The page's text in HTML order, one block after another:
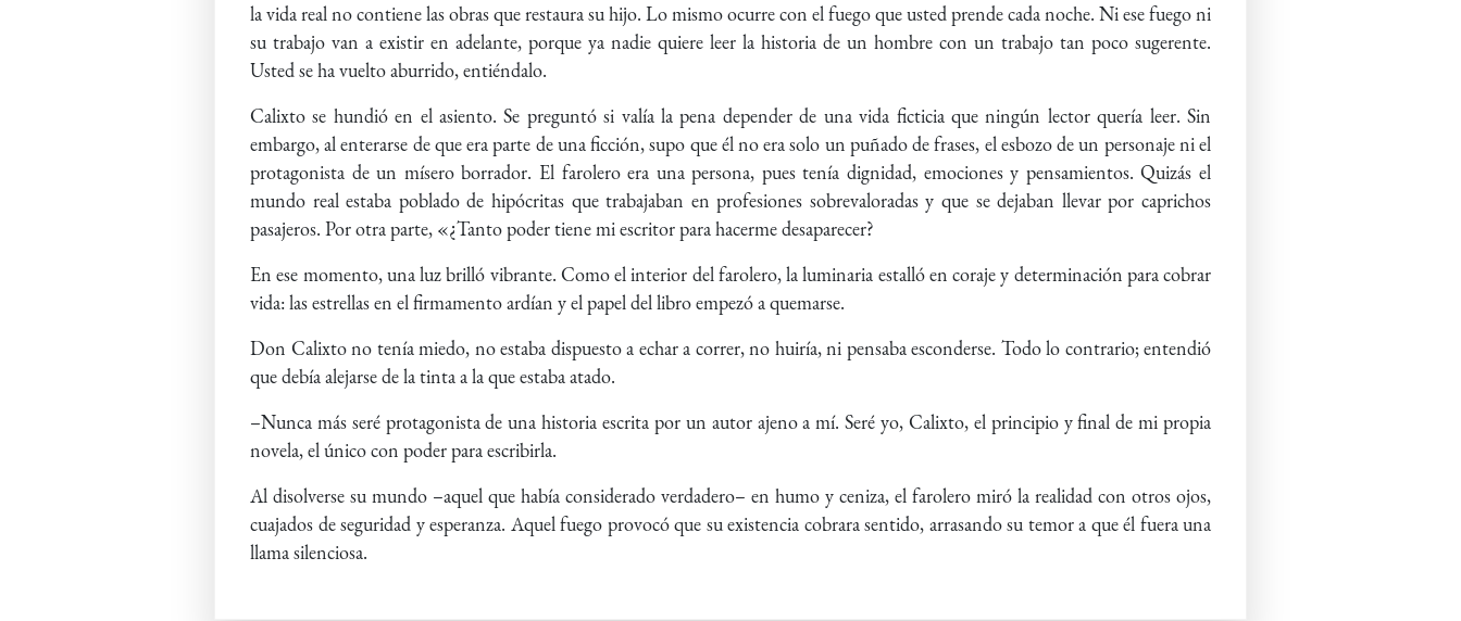
la vida real no contiene las obras que restaura su hijo. Lo mismo ocurre con el fuego que usted prende cada noche. Ni ese fuego ni
su trabajo van a existir en adelante, porque ya nadie quiere leer la historia de un hombre con un trabajo tan poco sugerente.
Usted se ha vuelto aburrido, entiéndalo.
Calixto se hundió en el asiento. Se preguntó si valía la pena depender de una vida ficticia que ningún lector quería leer. Sin
embargo, al enterarse de que era parte de una ficción, supo que él no era solo un puñado de frases, el esbozo de un personaje ni el
protagonista de un mísero borrador. El farolero era una persona, pues tenía dignidad, emociones y pensamientos. Quizás el
mundo real estaba poblado de hipócritas que trabajaban en profesiones sobrevaloradas y que se dejaban llevar por caprichos
pasajeros. Por otra parte, «¿Tanto poder tiene mi escritor para hacerme desaparecer?
En ese momento, una luz brilló vibrante. Como el interior del farolero, la luminaria estalló en coraje y determinación para cobrar
vida: las estrellas en el firmamento ardían y el papel del libro empezó a quemarse.
Don Calixto no tenía miedo, no estaba dispuesto a echar a correr, no huiría, ni pensaba esconderse. Todo lo contrario; entendió
que debía alejarse de la tinta a la que estaba atado.
–Nunca más seré protagonista de una historia escrita por un autor ajeno a mí. Seré yo, Calixto, el principio y final de mi propia
novela, el único con poder para escribirla.
Al disolverse su mundo –aquel que había considerado verdadero– en humo y ceniza, el farolero miró la realidad con otros ojos,
cuajados de seguridad y esperanza. Aquel fuego provocó que su existencia cobrara sentido, arrasando su temor a que él fuera una
llama silenciosa.